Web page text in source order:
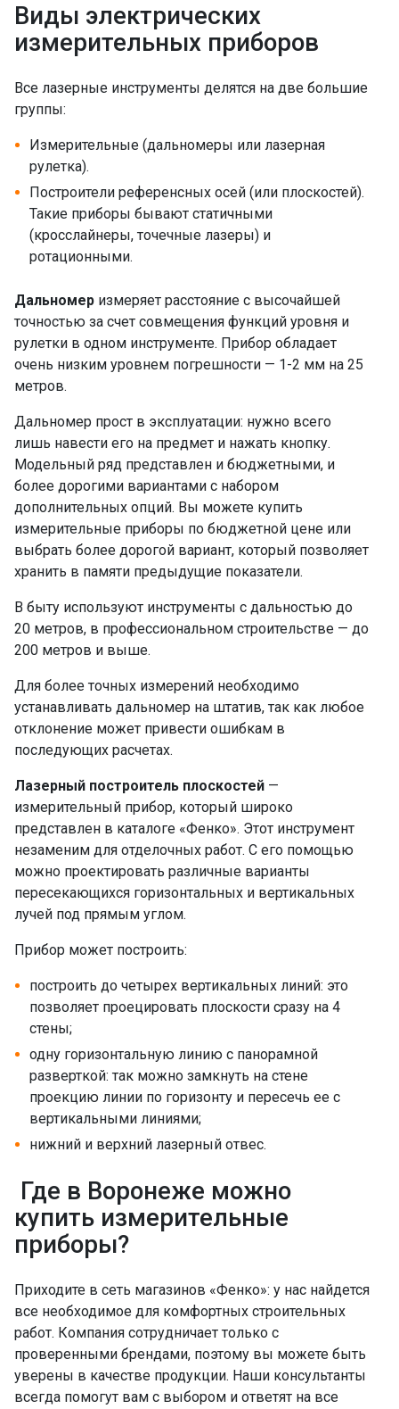
Виды электрических
измерительных приборов
Все лазерные инструменты делятся на две большие
группы:
Измерительные (дальномеры или лазерная
рулетка).
Построители референсных осей (или плоскостей).
Такие приборы бывают статичными
(кросслайнеры, точечные лазеры) и
ротационными.
Дальномер измеряет расстояние с высочайшей
точностью за счет совмещения функций уровня и
рулетки в одном инструменте. Прибор обладает
очень низким уровнем погрешности — 1-2 мм на 25
метров.
Дальномер прост в эксплуатации: нужно всего
лишь навести его на предмет и нажать кнопку.
Модельный ряд представлен и бюджетными, и
более дорогими вариантами с набором
дополнительных опций. Вы можете купить
измерительные приборы по бюджетной цене или
выбрать более дорогой вариант, который позволяет
хранить в памяти предыдущие показатели.
В быту используют инструменты с дальностью до
20 метров, в профессиональном строительстве — до
200 метров и выше.
Для более точных измерений необходимо
устанавливать дальномер на штатив, так как любое
отклонение может привести ошибкам в
последующих расчетах.
Лазерный построитель плоскостей —
измерительный прибор, который широко
представлен в каталоге «Фенко». Этот инструмент
незаменим для отделочных работ. С его помощью
можно проектировать различные варианты
пересекающихся горизонтальных и вертикальных
лучей под прямым углом.
Прибор может построить:
построить до четырех вертикальных линий: это
позволяет проецировать плоскости сразу на 4
стены;
одну горизонтальную линию с панорамной
разверткой: так можно замкнуть на стене
проекцию линии по горизонту и пересечь ее с
вертикальными линиями;
нижний и верхний лазерный отвес.
Где в Воронеже можно
купить измерительные
приборы?
Приходите в сеть магазинов «Фенко»: у нас найдется
все необходимое для комфортных строительных
работ. Компания сотрудничает только с
проверенными брендами, поэтому вы можете быть
уверены в качестве продукции. Наши консультанты
всегда помогут вам с выбором и ответят на все